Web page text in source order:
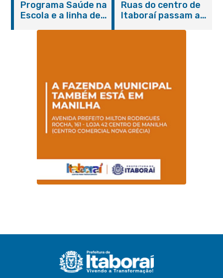
serviços gratuitos e
orientações
Programa Saúde na
Escola e a linha de
Magalhães Seabra
Ruas do centro de
Itaboraí passam a